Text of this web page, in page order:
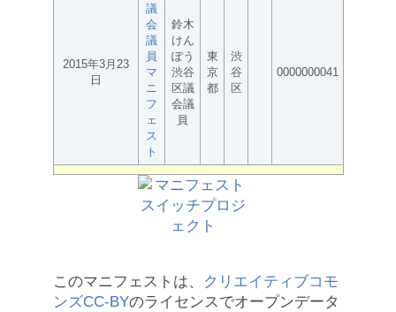
2015年3月23
日
議
会
議
員
マ
ニ
フ
ェ
ス
ト
鈴木
けん
ぽう
渋谷
区議
会議
員
東
京
都
渋
谷
区
0000000041
このマニフェストは、
クリエイティブコモ
ンズCC-BYのライセンスでオープンデータ